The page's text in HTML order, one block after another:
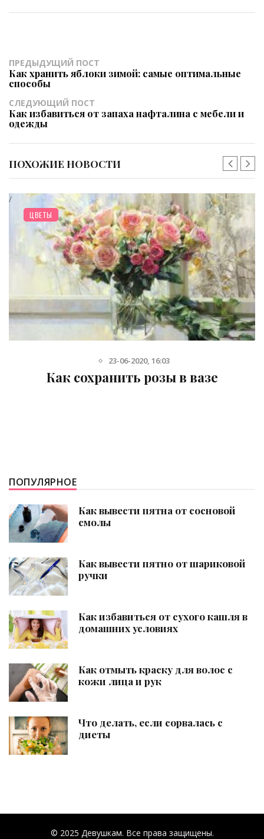
ПРЕДЫДУЩИЙ ПОСТ
Как хранить яблоки зимой: самые оптимальные
способы
СЛЕДУЮЩИЙ ПОСТ
Как избавиться от запаха нафталина с мебели и
одежды
ПОХОЖИЕ НОВОСТИ
ДОМ
/
ЦВЕТЫ
11-10-2020, 15:45
Как сделать чтобы цветы дольше
ПОПУЛЯРНОЕ
Как вывести пятна от сосновой
смолы
Как вывести пятно от шариковой
ручки
Как избавиться от сухого кашля в
домашних условиях
Как отмыть краску для волос с
кожи лица и рук
Что делать, если сорвалась с
диеты
© 2025 Девушкам. Все права защищены.